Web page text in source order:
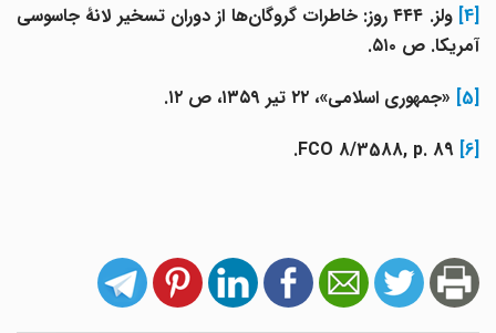
ولز. ۴۴۴ روز: خاطرات گروگان‌ها از دوران تسخیر لانۀ جاسوسی
آمریکا. ص ۵۱۰.
«جمهوری اسلامی»، ۲۲ تیر ۱۳۵۹، ص ۱۲.
FCO 8/3588, p. 89.